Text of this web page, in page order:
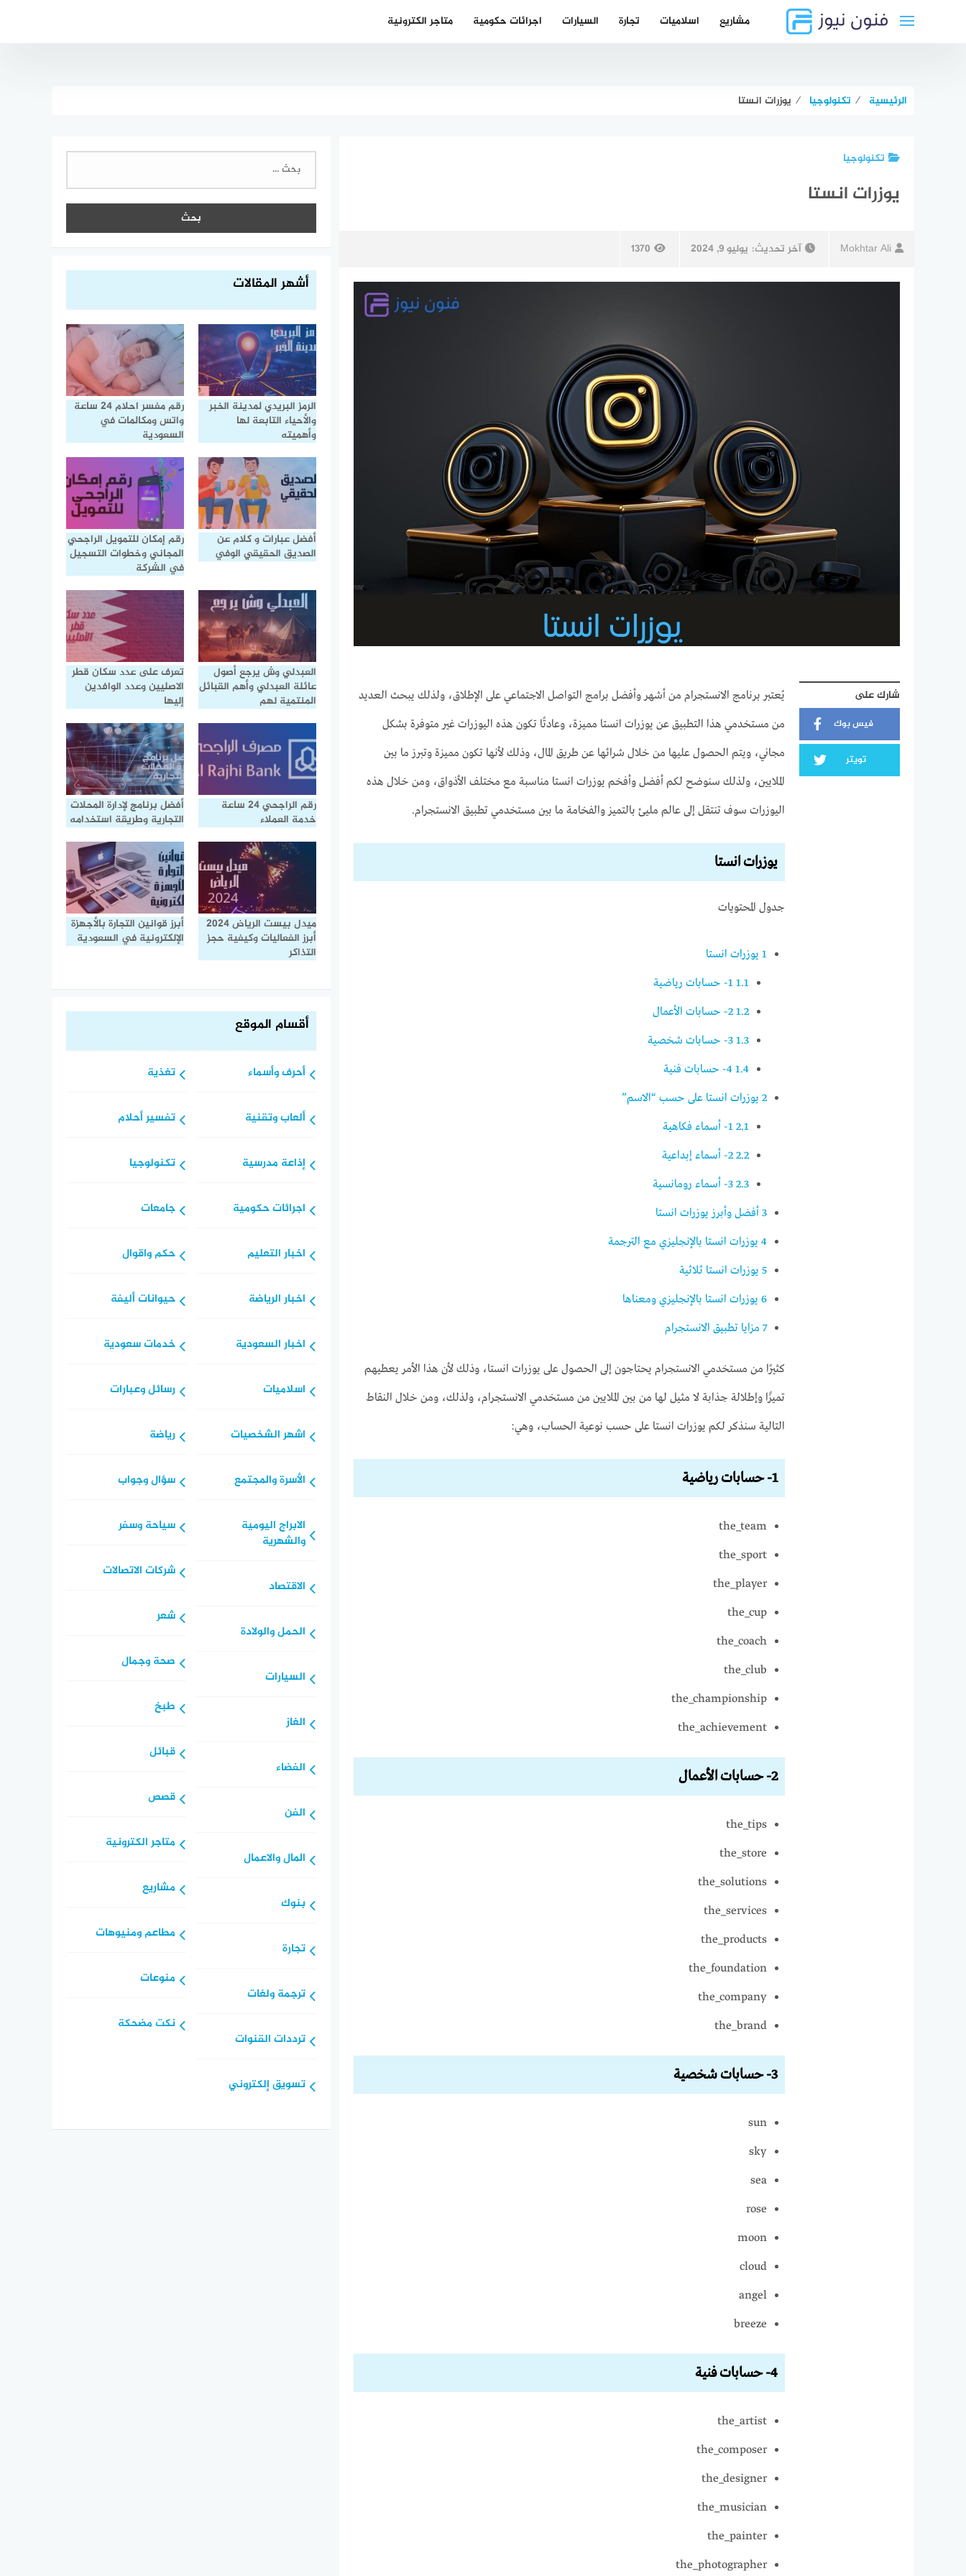
مشاريع اسلاميات تجارة السيارات اجرائات حكومية متاجر الكترونية
الرئيسية ⁄ تكنولوجيا ⁄ يوزرات انستا
تكنولوجيا
يوزرات انستا
Mokhtar Ali آخر تحديث: يوليو 9, 2024 1370
شارك على
فيس بوك
تويتر
يُعتبر برنامج الانستجرام من أشهر وأفضل برامج التواصل الاجتماعي على الإطلاق، ولذلك يبحث العديد
من مستخدمي هذا التطبيق عن يوزرات انستا مميزة، وعادتًا تكون هذه اليوزرات غير متوفرة بشكل
مجاني، ويتم الحصول عليها من خلال شرائها عن طريق المال، وذلك لأنها تكون مميزة وتبرز ما بين
الملايين، ولذلك سنوضح لكم أفضل وأفخم يوزرات انستا مناسبة مع مختلف الأذواق، ومن خلال هذه
اليوزرات سوف تنتقل إلى عالم مليئ بالتميز والفخامة ما بين مستخدمي تطبيق الانستجرام.
يوزرات انستا
جدول المحتويات
1يوزرات انستا
1.11- حسابات رياضية
1.22- حسابات الأعمال
1.33- حسابات شخصية
1.44- حسابات فنية
2يوزرات انستا على حسب “الاسم”
2.11- أسماء فكاهية
2.22- أسماء إبداعية
2.33- أسماء رومانسية
3أفضل وأبرز يوزرات انستا
4يوزرات انستا بالإنجليزي مع الترجمة
5يوزرات انستا ثلاثية
6يوزرات انستا بالإنجليزي ومعناها
7مزايا تطبيق الانستجرام
كثيرًا من مستخدمي الانستجرام يحتاجون إلى الحصول على يوزرات انستا، وذلك لأن هذا الأمر يعطيهم
تميزًا وإطلالة جذابة لا مثيل لها من بين الملايين من مستخدمي الانستجرام، ولذلك، ومن خلال النقاط
التالية سنذكر لكم يوزرات انستا على حسب نوعية الحساب، وهي:
1- حسابات رياضية
the_team
the_sport
the_player
the_cup
the_coach
the_club
the_championship
the_achievement
2- حسابات الأعمال
the_tips
the_store
the_solutions
the_services
the_products
the_foundation
the_company
the_brand
3- حسابات شخصية
sun
sky
sea
rose
moon
cloud
angel
breeze
4- حسابات فنية
the_artist
the_composer
the_designer
the_musician
the_painter
the_photographer
البحث
أشهر المقالات
الرمز البريدي لمدينة الخبر
والأحياء التابعة لها
وأهميته
رقم مفسر احلام 24 ساعة
واتس ومكالمات في
السعودية
أفضل عبارات و كلام عن
الصديق الحقيقي الوفي
رقم إمكان للتمويل الراجحي
المجاني وخطوات التسجيل
في الشركة
العبدلي وش يرجع أصول
عائلة العبدلي وأهم القبائل
المنتمية لهم
تعرف على عدد سكان قطر
الاصليين وعدد الوافدين
إليها
رقم الراجحي 24 ساعة
خدمة العملاء
أفضل برنامج لإدارة المحلات
التجارية وطريقة استخدامه
ميدل بيست الرياض 2024
أبرز الفعاليات وكيفية حجز
التذاكر
أبرز قوانين التجارة بالأجهزة
الإلكترونية في السعودية
أقسام الموقع
أحرف وأسماء
ألعاب وتقنية
إذاعة مدرسية
اجرائات حكومية
اخبار التعليم
اخبار الرياضة
اخبار السعودية
اسلاميات
اشهر الشخصيات
الأسرة والمجتمع
الابراج اليومية
والشهرية
الاقتصاد
الحمل والولادة
السيارات
الغاز
الفضاء
الفن
المال والاعمال
بنوك
تجارة
ترجمة ولغات
ترددات القنوات
تسويق إلكتروني
تغذية
تفسير أحلام
تكنولوجيا
جامعات
حكم واقوال
حيوانات أليفة
خدمات سعودية
رسائل وعبارات
رياضة
سؤال وجواب
سياحة وسفر
شركات الاتصالات
شعر
صحة وجمال
طبخ
قبائل
قصص
متاجر الكترونية
مشاريع
مطاعم ومنيوهات
منوعات
نكت مضحكة